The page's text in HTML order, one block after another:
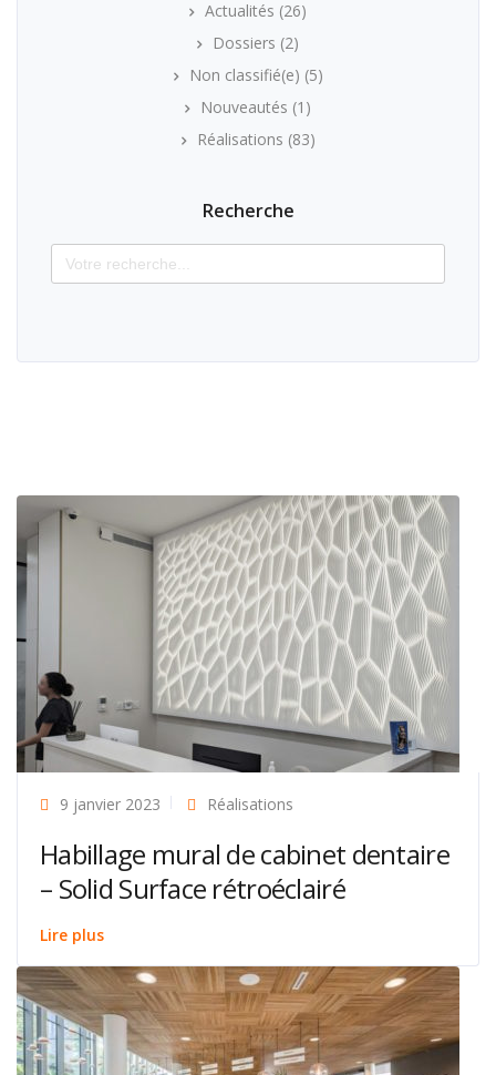
Actualités (26)
Dossiers (2)
Non classifié(e) (5)
Nouveautés (1)
Réalisations (83)
Recherche
Search
for:
9 janvier 2023 Réalisations
Habillage mural de cabinet dentaire
– Solid Surface rétroéclairé
Lire plus